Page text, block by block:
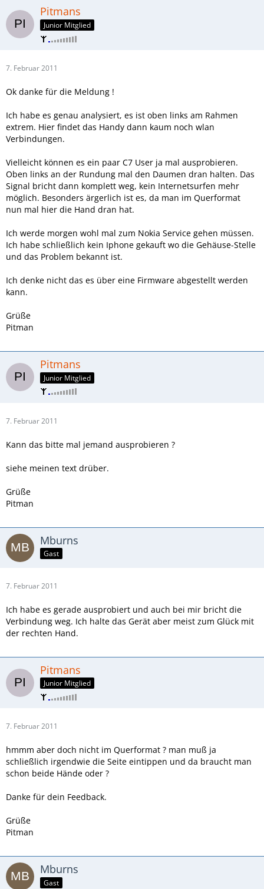
Pitmans
Junior Mitglied
7. Februar 2011
Ok danke für die Meldung !
Ich habe es genau analysiert, es ist oben links am Rahmen
extrem. Hier findet das Handy dann kaum noch wlan
Verbindungen.
Vielleicht können es ein paar C7 User ja mal ausprobieren.
Oben links an der Rundung mal den Daumen dran halten. Das
Signal bricht dann komplett weg, kein Internetsurfen mehr
möglich. Besonders ärgerlich ist es, da man im Querformat
nun mal hier die Hand dran hat.
Ich werde morgen wohl mal zum Nokia Service gehen müssen.
Ich habe schließlich kein Iphone gekauft wo die Gehäuse-Stelle
und das Problem bekannt ist.
Ich denke nicht das es über eine Firmware abgestellt werden
kann.
Grüße
Pitman
Pitmans
Junior Mitglied
7. Februar 2011
Kann das bitte mal jemand ausprobieren ?
siehe meinen text drüber.
Grüße
Pitman
Mburns
Gast
7. Februar 2011
Ich habe es gerade ausprobiert und auch bei mir bricht die
Verbindung weg. Ich halte das Gerät aber meist zum Glück mit
der rechten Hand.
Pitmans
Junior Mitglied
7. Februar 2011
hmmm aber doch nicht im Querformat ? man muß ja
schließlich irgendwie die Seite eintippen und da braucht man
schon beide Hände oder ?
Danke für dein Feedback.
Grüße
Pitman
Mburns
Gast